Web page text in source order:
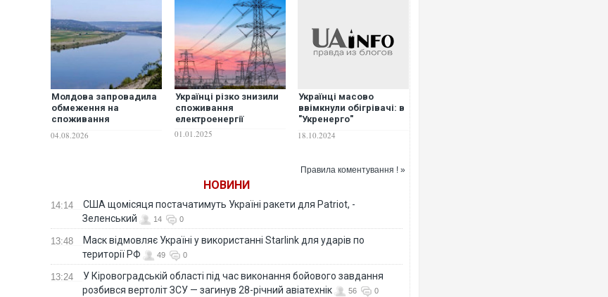
Молдова запровадила
обмеження на
споживання
через обміління
04.08.2026
Українці різко знизили
споживання
електроенергії
01.01.2025
Українці масово
ввімкнули обігрівачі: в
"Укренерго"
попередили про
ситуацію в
18.10.2024
Правила коментування ! »
НОВИНИ
14:14
США щомісяця постачатимуть Україні ракети для Patriot, -
Зеленський
14 0
13:48
Маск відмовляє Україні у використанні Starlink для ударів по
території РФ
49 0
13:24
У Кіровоградській області під час виконання бойового завдання
розбився вертоліт ЗСУ — загинув 28-річний авіатехнік
56 0
Вже вивели на тести: